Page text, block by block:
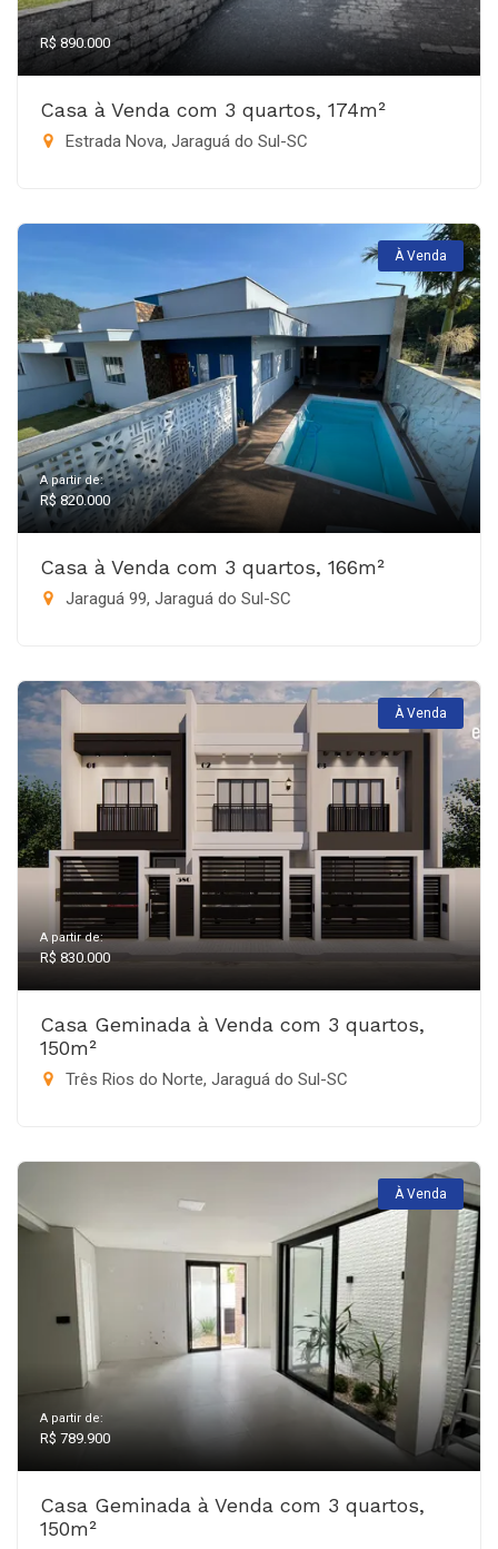
R$ 890.000
Casa à Venda com 3 quartos, 174m²
Estrada Nova, Jaraguá do Sul-SC
À Venda
A partir de:
R$ 820.000
Casa à Venda com 3 quartos, 166m²
Jaraguá 99, Jaraguá do Sul-SC
À Venda
A partir de:
R$ 830.000
Casa Geminada à Venda com 3 quartos,
150m²
Três Rios do Norte, Jaraguá do Sul-SC
À Venda
A partir de:
R$ 789.900
Casa Geminada à Venda com 3 quartos,
150m²